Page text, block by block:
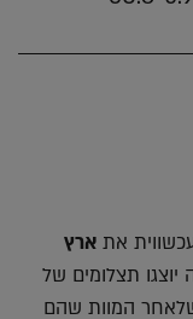
את ארץ
יוצגו תצלומים של
המוות שהם